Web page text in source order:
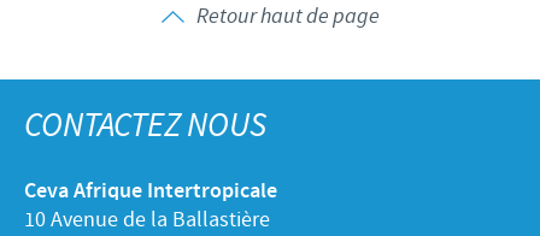
Retour haut de page
CONTACTEZ NOUS
Ceva Afrique Intertropicale
10 Avenue de la Ballastière